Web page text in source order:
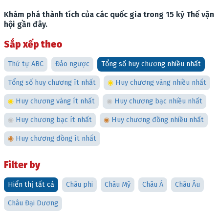
Khám phá thành tích của các quốc gia trong 15 kỳ Thế vận
hội gần đây.
Sắp xếp theo
Thứ tự ABC Đảo ngược Tổng số huy chương nhiều nhất
Tổng số huy chương ít nhất ◉ Huy chương vàng nhiều nhất
◉ Huy chương vàng ít nhất ◉ Huy chương bạc nhiều nhất
◉ Huy chương bạc ít nhất ◉ Huy chương đồng nhiều nhất
◉ Huy chương đồng ít nhất
Filter by
Hiển thị tất cả Châu phi Châu Mỹ Châu Á Châu Âu
Châu Đại Dương